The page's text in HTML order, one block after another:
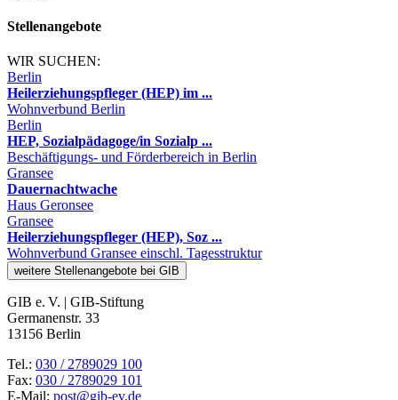
Stellenangebote
WIR SUCHEN:
Berlin
Heilerziehungspfleger (HEP) im ...
Wohnverbund Berlin
Berlin
HEP, Sozialpädagoge/in Sozialp ...
Beschäftigungs- und Förderbereich in Berlin
Gransee
Dauernachtwache
Haus Geronsee
Gransee
Heilerziehungspfleger (HEP), Soz ...
Wohnverbund Gransee einschl. Tagesstruktur
weitere Stellenangebote bei GIB
GIB e. V. | GIB-Stiftung
Germanenstr. 33
13156 Berlin
Tel.: 030 / 2789029 100
Fax: 030 / 2789029 101
E-Mail: post@gib-ev.de